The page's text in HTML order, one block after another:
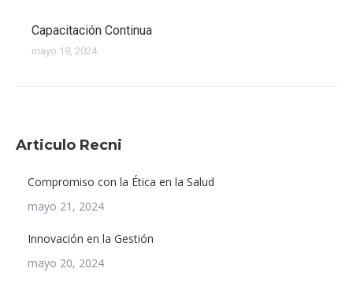
Capacitación Continua
mayo 19, 2024
Articulo Recni
Compromiso con la Ética en la Salud
mayo 21, 2024
Innovación en la Gestión
mayo 20, 2024